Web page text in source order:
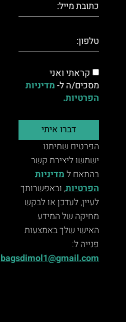
קראתי ואני
מסכים/ה ל-מדיניות
הפרטיות.
דברו איתי
הפרטים שתיתנו
ישמשו ליצירת קשר
בהתאם למדיניות
הפרטיות, ובאפשרותך
לעיין, לעדכן או לבקש
מחיקה של המידע
האישי שלך באמצעות
פנייה ל:
bagsdimol1@gmail.com